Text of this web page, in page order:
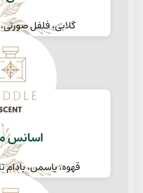
گلابی، فلفل
اسانس
قهوه، یاسمن، بادام